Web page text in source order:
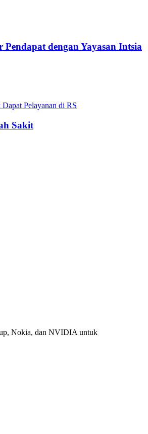
dengan Yayasan Intsia
Sakit
Nokia, dan NVIDIA untuk